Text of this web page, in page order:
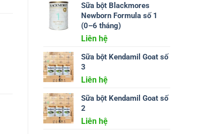
Sữa bột Blackmores
Newborn Formula số 1
(0–6 tháng)
Liên hệ
Sữa bột Kendamil Goat số
3
Liên hệ
Sữa bột Kendamil Goat số
2
Liên hệ